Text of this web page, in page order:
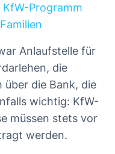
KfW-Programm
Anlaufstelle für
die
die Bank, die
wichtig: KfW-
müssen stets vor
werden.